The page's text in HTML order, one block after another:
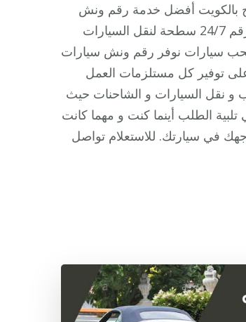
بالكويت أفضل خدمة رقم ونش
الضجيج الكويت رقم 24/7 سطحة لنقل السيارات
سيارات نوفر رقم ونش سيارات
توفير كل مستلزمات العمل
و نقل السيارات و الشاحنات حيث
تلبية الطلب أينما كنت و مهما كانت
في سيارتك. للاستعلام تواصل